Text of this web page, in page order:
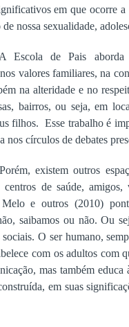
em que ocorre
de nossa sexualidade,
A Escola de Pais aborda
valores familiares, na
na alteridade e no
bairros, ou seja, em
filhos.
Esse trabalho é
nos círculos de debates
Porém, existem outros
centros de saúde,
e outros (2010)
saibamos ou não. Ou
sociais. O ser humano,
com os adultos com
mas também
em suas